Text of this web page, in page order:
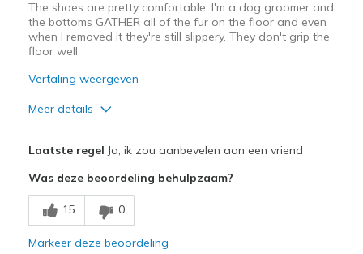
The shoes are pretty comfortable. I'm a dog groomer and
the bottoms GATHER all of the fur on the floor and even
when I removed it they're still slippery. They don't grip the
floor well
Vertaling weergeven
Meer details
Breathe Well
Comfortable
Laatste regel Ja, ik zou aanbevelen aan een vriend
Was deze beoordeling behulpzaam?
15 0
Markeer deze beoordeling